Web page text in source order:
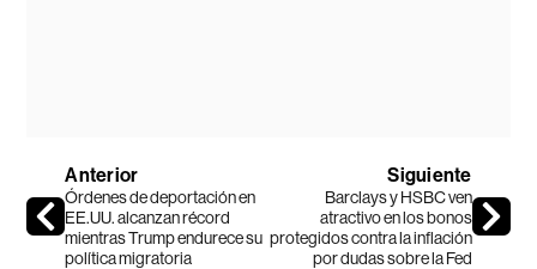
Anterior
Órdenes de deportación en
EE.UU. alcanzan récord
mientras Trump endurece su
política migratoria
Siguiente
Barclays y HSBC ven
atractivo en los bonos
protegidos contra la inflación
por dudas sobre la Fed